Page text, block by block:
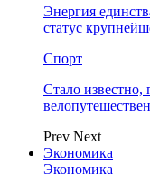
Энергия
статус
Спорт
Стало известно,
Prev Next
Экономика
Экономика